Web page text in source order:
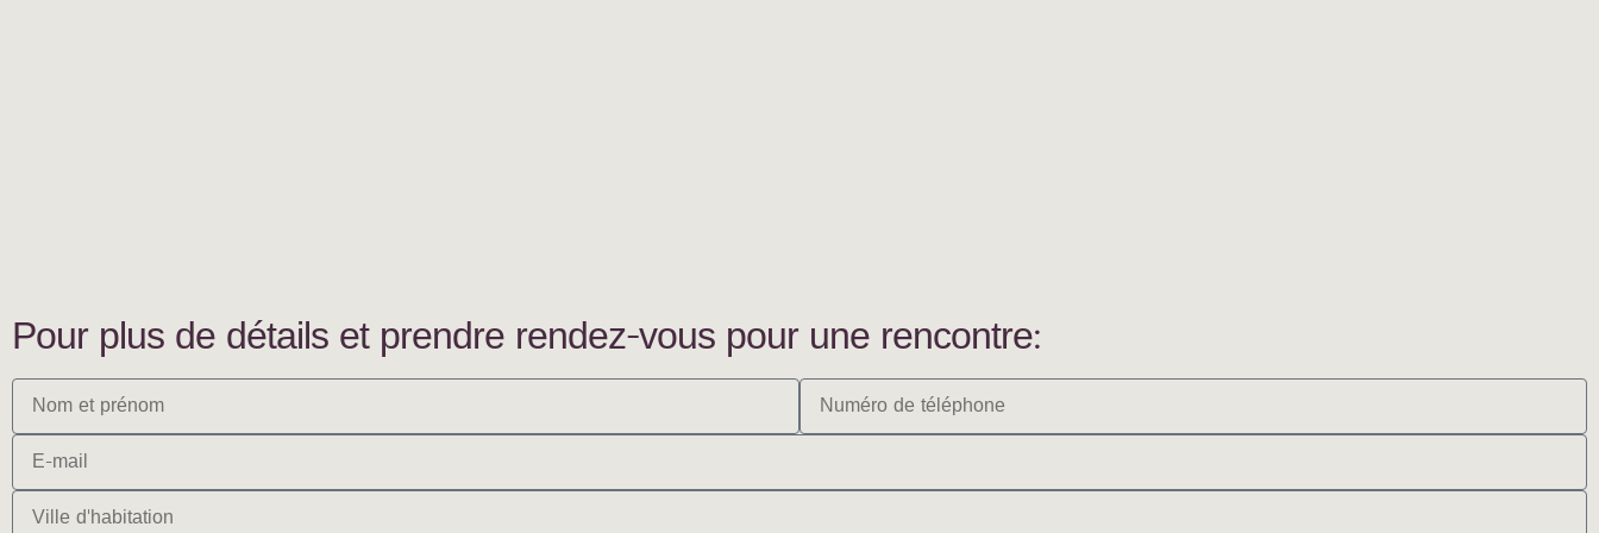
Pour plus de détails et prendre rendez-vous pour une rencontre: